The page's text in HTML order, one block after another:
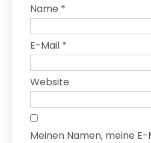
Name *
E-Mail *
Website
Meinen Namen, meine